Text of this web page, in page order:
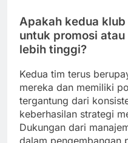
Apakah kedua
untuk promosi
lebih tinggi?
Kedua tim terus
mereka dan memiliki
tergantung dari
keberhasilan strategi
Dukungan dari